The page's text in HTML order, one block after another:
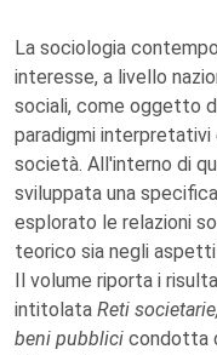
La sociologia
interesse, a livello
sociali, come oggetto
paradigmi
società. All'interno di
sviluppata una
esplorato le relazioni
teorico sia negli
Il volume riporta i
intitolata Reti
beni pubblici condotta